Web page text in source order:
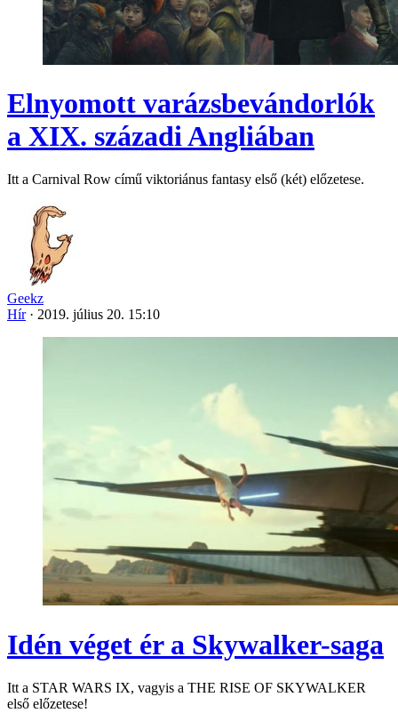
Elnyomott varázsbevándorlók
a XIX. századi Angliában
Itt a Carnival Row című viktoriánus fantasy első (két) előzetese.
Geekz
Hír · 2019. július 20. 15:10
Idén véget ér a Skywalker-saga
Itt a STAR WARS IX, vagyis a THE RISE OF SKYWALKER
első előzetese!